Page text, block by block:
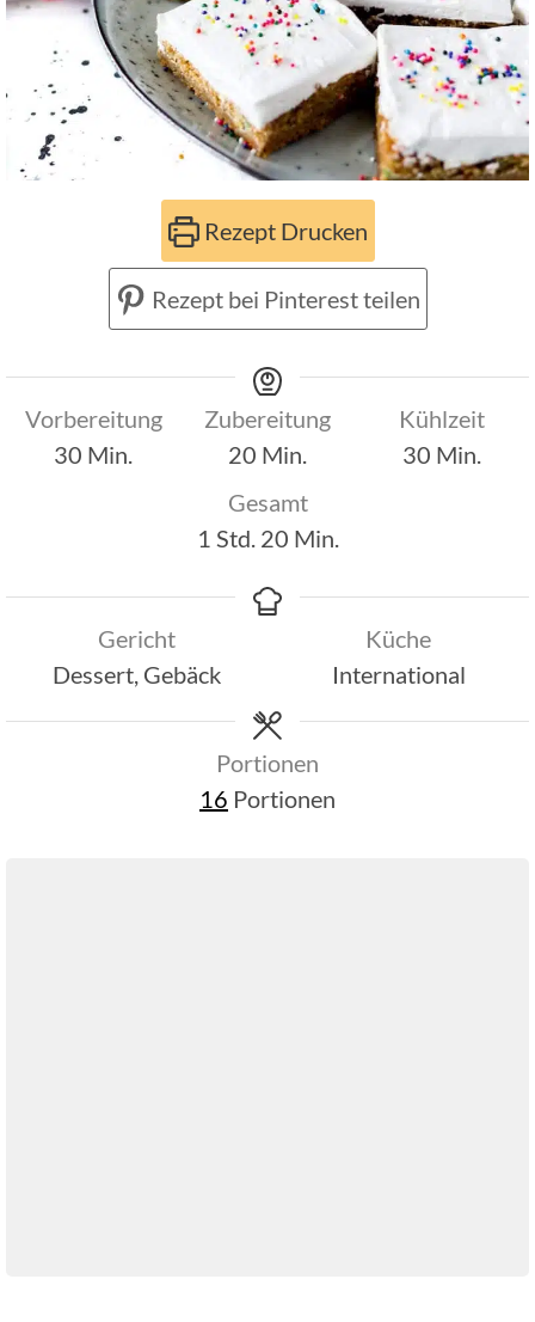
Rezept Drucken
Rezept bei Pinterest teilen
Vorbereitung
30 Minuten
Min.
Zubereitung
20 Minuten
Min.
Kühlzeit
30 Minuten
Min.
Gesamt
1 Stunde
Std. 20Minuten
Min.
Gericht
Dessert, Gebäck
Küche
International
Portionen
16 Portionen